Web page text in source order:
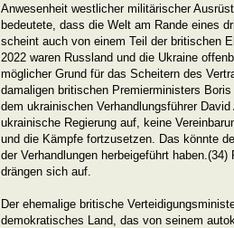
Anwesenheit westlicher militärischer
bedeutete, dass die Welt am Rande eines
scheint auch von einem Teil der britischen
2022 waren Russland und die Ukraine
möglicher Grund für das Scheitern des
damaligen britischen Premierministers
dem ukrainischen Verhandlungsführer
ukrainische Regierung auf, keine
und die Kämpfe fortzusetzen. Das könnte
der Verhandlungen herbeigeführt
drängen sich auf.
Der ehemalige britische
demokratisches Land, das von seinem